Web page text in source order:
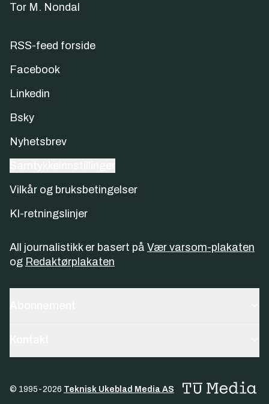
Tor M. Nondal
RSS-feed forside
Facebook
Linkedin
Bsky
Nyhetsbrev
Vilkår og bruksbetingelser
KI-retningslinjer
All journalistikk er basert på Vær varsom-plakaten
og Redaktørplakaten
© 1995-2026 Teknisk Ukeblad Media AS